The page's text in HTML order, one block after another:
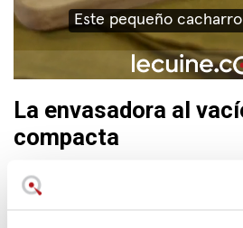
La envasadora al
compacta
envasar al vacío para conservar